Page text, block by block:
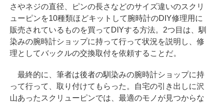
さやネジの直径、ピンの長さなどのサイズ違いのスクリ
ューピンを10種類ほどキットして腕時計のDIY修理用に
販売されているものを買ってDIYする方法。2つ目は、馴
染みの腕時計ショップに持って行って状況を説明し、修
理としてバックルの交換取付を依頼することだ。
最終的に、筆者は後者の馴染みの腕時計ショップに持
って行って、取り付けてもらった。自宅の引き出しに沢
山あったスクリューピンでは、最適のモノが見つからな